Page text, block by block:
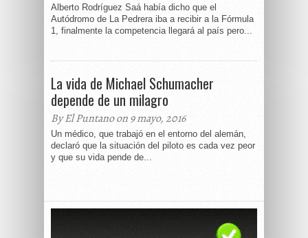
Alberto Rodríguez Saá había dicho que el
Autódromo de La Pedrera iba a recibir a la Fórmula
1, finalmente la competencia llegará al país pero...
La vida de Michael Schumacher
depende de un milagro
By El Puntano on 9 mayo, 2016
Un médico, que trabajó en el entorno del alemán,
declaró que la situación del piloto es cada vez peor
y que su vida pende de...